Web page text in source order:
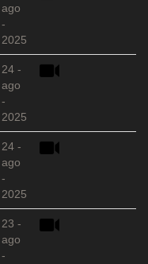
ago
-
2025
24 -
ago
-
2025
24 -
ago
-
2025
23 -
ago
-